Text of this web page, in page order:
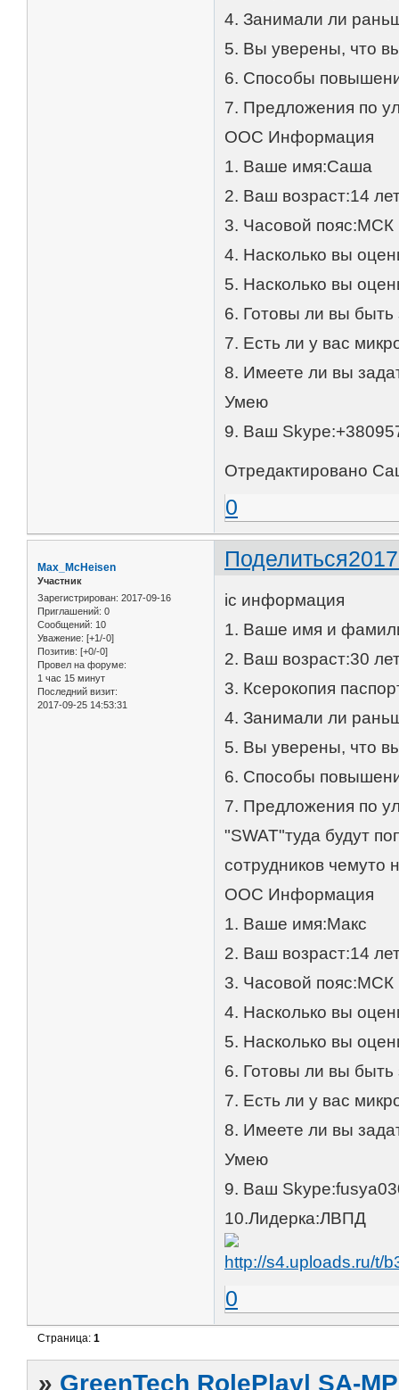
4. Занимали ли
5. Вы уверены, что
6. Способы
7. Предложения по
OOC Информация
1. Ваше имя:Саша
2. Ваш возраст:14
3. Часовой пояс:МСК
4. Насколько вы
5. Насколько вы
6. Готовы ли вы быть
7. Есть ли у вас
8. Имеете ли вы
Умею
9. Ваш
Отредактировано
0
Поделиться
Max_McHeisen
Участник
Зарегистрирован: 2017-09-16
Приглашений: 0
Сообщений: 10
Уважение: [+1/-0]
Позитив: [+0/-0]
Провел на форуме:
1 час 15 минут
Последний визит:
2017-09-25 14:53:31
ic информация
1. Ваше имя и
2. Ваш возраст:30
3. Ксерокопия
4. Занимали ли
5. Вы уверены, что
6. Способы
7. Предложения по
"SWAT"туда будут
сотрудников чемуто
OOC Информация
1. Ваше имя:Макс
2. Ваш возраст:14
3. Часовой пояс:МСК
4. Насколько вы
5. Насколько вы
6. Готовы ли вы быть
7. Есть ли у вас
8. Имеете ли вы
Умею
9. Ваш
10.Лидерка:ЛВПД
0
Страница:1
» GreenTech RolePlay| SA-MP